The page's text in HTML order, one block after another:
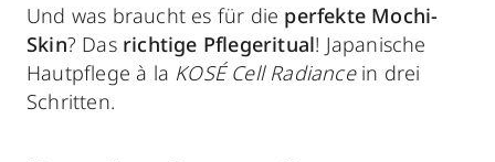
Und was braucht es für die perfekte Mochi-
Skin? Dasrichtige Pflegeritual! Japanische
Hautpflege à la KOSÉ Cell Radiancein drei
Schritten.